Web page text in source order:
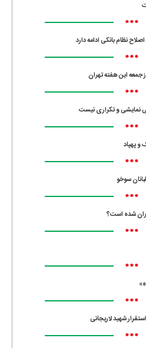
•••
نظام بانکی ادامه دارد
•••
این هفته تهران
•••
نمایشی و تکراری نیست
•••
و پهپاد
•••
سوخو
•••
شده است؟
•••
•••
•••
شهید لاریجانی
•••